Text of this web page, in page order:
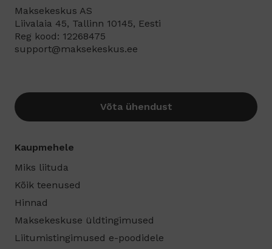
Maksekeskus AS
Liivalaia 45, Tallinn 10145, Eesti
Reg kood: 12268475
support@maksekeskus.ee
Võta ühendust
Kaupmehele
Miks liituda
Kõik teenused
Hinnad
Maksekeskuse üldtingimused
Liitumistingimused e-poodidele